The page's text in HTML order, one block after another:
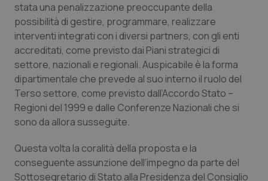
stata una penalizzazione preoccupante della
possibilità di gestire, programmare, realizzare
interventi integrati con i diversi partners, con gli enti
accreditati, come previsto dai Piani strategici di
settore, nazionali e regionali. Auspicabile è la forma
dipartimentale che prevede al suo interno il ruolo del
Terso settore, come previsto dall’Accordo Stato –
Regioni del 1999 e dalle Conferenze Nazionali che si
sono da allora susseguite.
Questa volta la coralità della proposta e la
conseguente assunzione dell’impegno da parte del
Sottosegretario di Stato alla Presidenza del Consiglio